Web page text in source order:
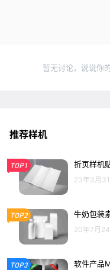
暂无讨论，说说你
推荐样机
TOP1 折页样机
23年3月31
TOP2 牛奶包装
20年7月24
TOP3 软件产品